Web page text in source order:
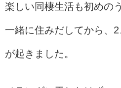
楽しい同棲生活も初めの
一緒に住みだしてから、
が起きました。